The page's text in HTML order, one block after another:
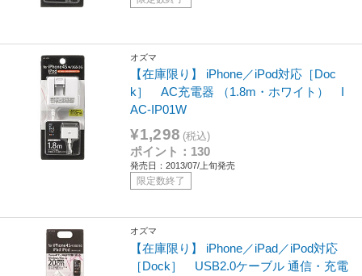
オズマ
【在庫限り】 iPhone／iPod対応［Doc
k］ AC充電器 （1.8m・ホワイト） I
AC-IP01W
¥1,298 (税込)
ポイント：130
発売日：2013/07/上旬発売
限定数終了
オズマ
【在庫限り】 iPhone／iPad／iPod対応
［Dock］ USB2.0ケーブル 通信・充電